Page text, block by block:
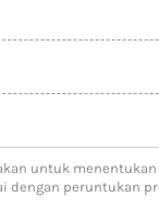
untuk menentukan
dengan peruntukan